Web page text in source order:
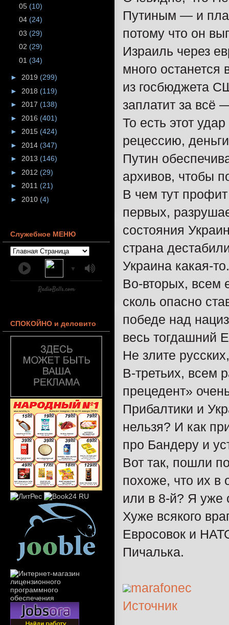
Путиным — и
потому что он
Израиль через
много
из госбюджета
заплатит за всё
То есть этот
рецессию,
Путин
архивов, чтобы
В чем тут
первых,
состояния
страна
Украина какая-то.
Во-вторых, всем
сколь опасно
победе над
весь тогдашний
Не злите
В-третьих, всем
прецедент»
Прибалтики и
нельзя? И как
про Бандеру и
Вот так, пошли
похоже, что их в
или в 8-й? Я уже
Хуже всякого
Евросовок и
Пичалька.
marafonec
Источник
05 (10)
04 (24)
03 (29)
02 (29)
01 (34)
► 2019 (299)
► 2018 (119)
► 2017 (138)
► 2016 (401)
► 2015 (424)
► 2014 (347)
► 2013 (146)
► 2012 (29)
► 2011 (21)
► 2010 (4)
Служебное МЕНЮ
▼
СПОКОЙНО и деловито